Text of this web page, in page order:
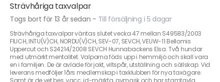
Strävhåriga taxvalpar
Togs bort för 13 år sedan - Till försäljning i 5 dagar
Strävhåriga taxvalpar väntas slutet vecka 47 mellan S49583/2003
FIUCH, INTU(V)CH, NORDU(V)CH, SEV-07, SEVCH, VEUW-11 Bellomis
Uppercut och S24214/2008 SEVCH Hunnabackens Elsa. Två hundar
med utmärkt mentalitet. Valparna föds upp i hemmiljö och skall vara
en i familjen. De är avlade för jakt, viltspår, utställning och sällskap. Vid
leverans medföljer 1års medlemskap i taxklubben för nya taxägare.